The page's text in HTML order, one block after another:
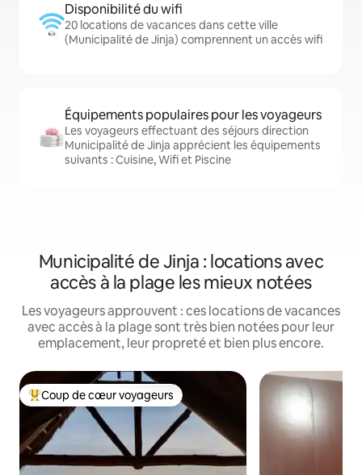
Disponibilité du wifi
20 locations de vacances dans cette ville
(Municipalité de Jinja) comprennent un accès wifi
Équipements populaires pour les voyageurs
Les voyageurs effectuant des séjours direction
Municipalité de Jinja apprécient les équipements
suivants : Cuisine, Wifi et Piscine
Municipalité de Jinja : locations avec
accès à la plage les mieux notées
Les voyageurs approuvent : ces locations de vacances
avec accès à la plage sont très bien notées pour leur
emplacement, leur propreté et bien plus encore.
Coups de cœur voyageurs les plus appréciés
Coup de cœur voyageurs